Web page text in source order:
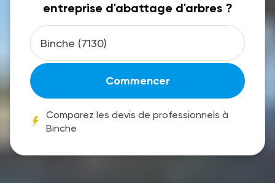
entreprise d'abattage d'arbres ?
Commencer
Comparez les devis de professionnels à
Binche